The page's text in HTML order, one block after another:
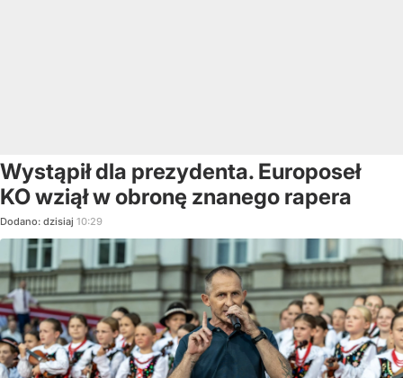
Wystąpił dla prezydenta. Europoseł
KO wziął w obronę znanego rapera
Dodano: dzisiaj 10:29